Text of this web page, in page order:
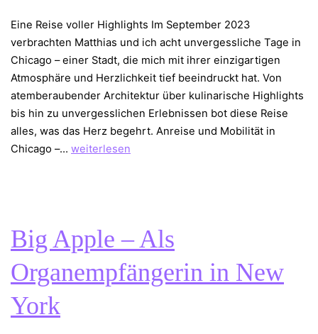
Eine Reise voller Highlights Im September 2023
verbrachten Matthias und ich acht unvergessliche Tage in
Chicago – einer Stadt, die mich mit ihrer einzigartigen
Atmosphäre und Herzlichkeit tief beeindruckt hat. Von
atemberaubender Architektur über kulinarische Highlights
bis hin zu unvergesslichen Erlebnissen bot diese Reise
alles, was das Herz begehrt. Anreise und Mobilität in
Chicago –… Unvergessliche
weiterlesen
Big Apple – Als
Organempfängerin in New
York